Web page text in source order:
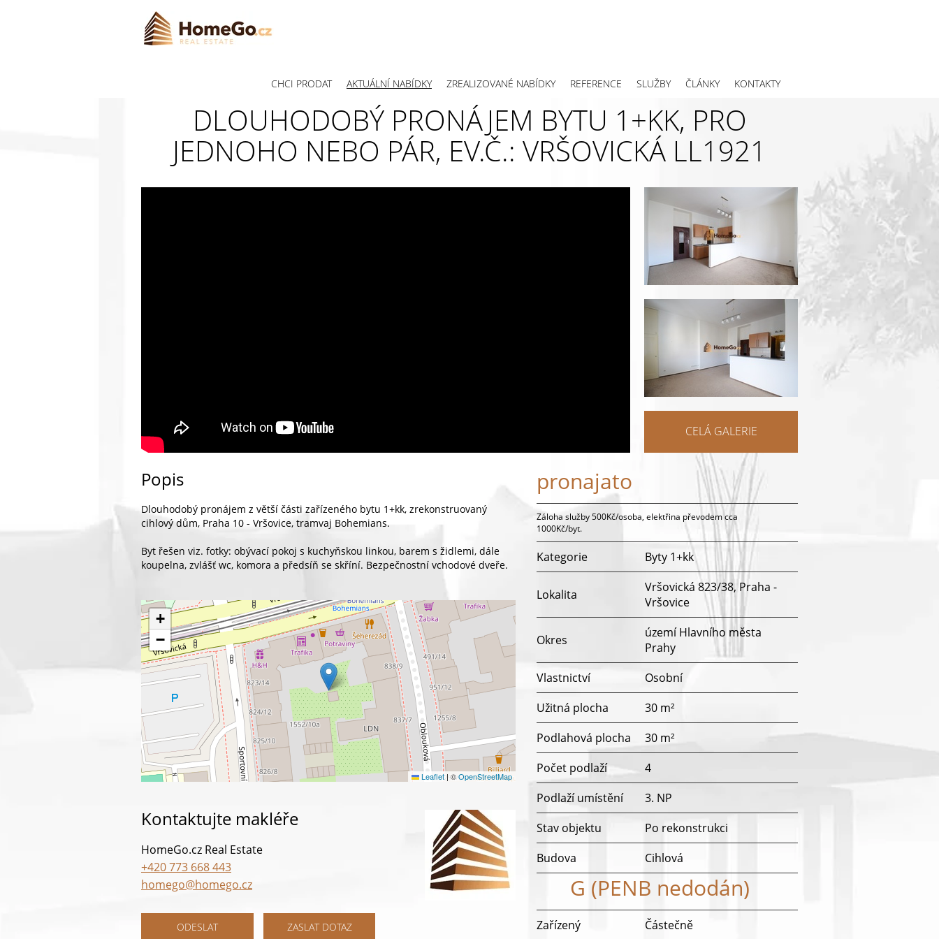
CHCI PRODAT AKTUÁLNÍ NABÍDKY ZREALIZOVANÉ NABÍDKY REFERENCE SLUŽBY ČLÁNKY KONTAKTY
DLOUHODOBÝ PRONÁJEM BYTU 1+KK, PRO
JEDNOHO NEBO PÁR, EV.Č.: VRŠOVICKÁ LL1921
CELÁ GALERIE
Popis
Dlouhodobý pronájem z větší části zařízeného bytu 1+kk, zrekonstruovaný
cihlový dům, Praha 10 - Vršovice, tramvaj Bohemians.
Byt řešen viz. fotky: obývací pokoj s kuchyňskou linkou, barem s židlemi, dále
koupelna, zvlášť wc, komora a předsíň se skříní. Bezpečnostní vchodové dveře.
+
−
Leaflet| ©OpenStreetMap
Kontaktujte makléře
HomeGo.cz Real Estate
+420 773 668 443
homego@homego.cz
ODESLAT ZASLAT DOTAZ
pronajato
Záloha služby 500Kč/osoba, elektřina převodem cca
1000Kč/byt.
Kategorie Byty 1+kk
Lokalita
Vršovická 823/38, Praha -
Vršovice
Okres
území Hlavního města
Prahy
Vlastnictví
Osobní
Užitná plocha
30 m²
Podlahová plocha
30 m²
Počet podlaží
4
Podlaží umístění
3. NP
Stav objektu
Po rekonstrukci
Budova
Cihlová
G (PENB nedodán)
Zařízený Částečně